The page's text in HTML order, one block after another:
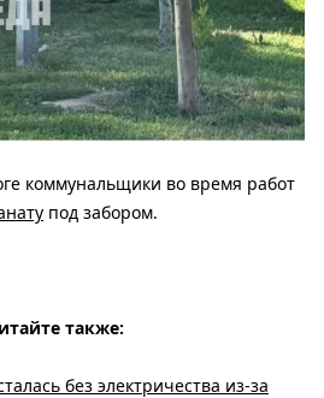
коммунальщики во время работ
под забором.
также:
без электричества из-за